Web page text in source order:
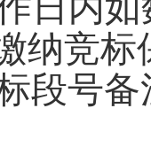
日 内
纳竞标
段号